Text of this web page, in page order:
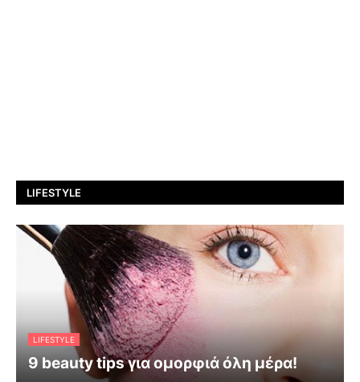
LIFESTYLE
LIFESTYLE
9 beauty tips για ομορφιά όλη μέρα!